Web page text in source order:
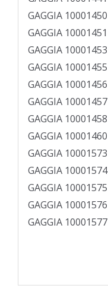
GAGGIA 10001450
GAGGIA 10001451
GAGGIA 10001453
GAGGIA 10001455
GAGGIA 10001456
GAGGIA 10001457
GAGGIA 10001458
GAGGIA 10001460
GAGGIA 10001573
GAGGIA 10001574
GAGGIA 10001575
GAGGIA 10001576
GAGGIA 10001577